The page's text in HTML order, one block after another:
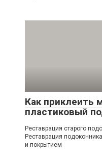
Как приклеить
пластиковый
Реставрация старого
Реставрация
и покрытием